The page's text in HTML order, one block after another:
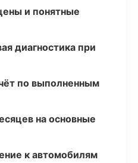
и понятные
диагностика при
по выполненным
на основные
к автомобилям